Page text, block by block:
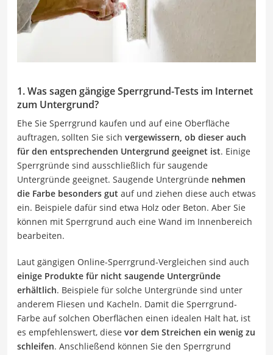
1. Was sagen gängige Sperrgrund-Tests im Internet
zum Untergrund?
Ehe Sie Sperrgrund kaufen und auf eine Oberfläche
auftragen, sollten Sie sich vergewissern, ob dieser auch
für den entsprechenden Untergrund geeignet ist. Einige
Sperrgründe sind ausschließlich für saugende
Untergründe geeignet. Saugende Untergründe nehmen
die Farbe besonders gut auf und ziehen diese auch etwas
ein. Beispiele dafür sind etwa Holz oder Beton. Aber Sie
können mit Sperrgrund auch eine Wand im Innenbereich
bearbeiten.
Laut gängigen Online-Sperrgrund-Vergleichen sind auch
einige Produkte für nicht saugende Untergründe
erhältlich. Beispiele für solche Untergründe sind unter
anderem Fliesen und Kacheln. Damit die Sperrgrund-
Farbe auf solchen Oberflächen einen idealen Halt hat, ist
es empfehlenswert, diese vor dem Streichen ein wenig zu
schleifen. Anschließend können Sie den Sperrgrund